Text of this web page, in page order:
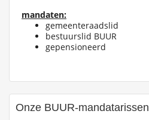
mandaten:
gemeenteraadslid
bestuurslid BUUR
gepensioneerd
Onze BUUR-mandatarissen